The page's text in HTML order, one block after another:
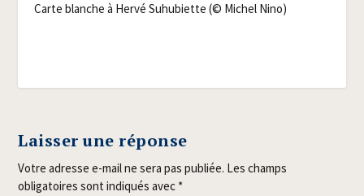
Carte blanche à Her­vé Suhu­biette (© Michel Nino)
Laisser une réponse
Votre adresse e-mail ne sera pas publiée. Les champs
obligatoires sont indiqués avec *